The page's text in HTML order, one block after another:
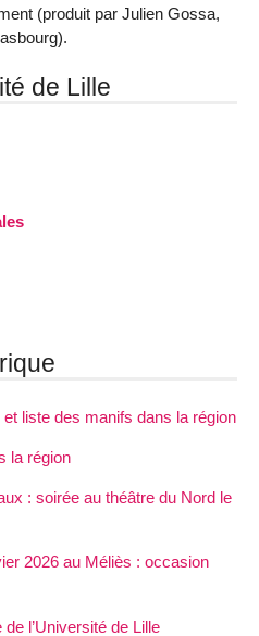
(produit par Julien Gossa,
de Lille
liste des manifs dans la région
la région
: soirée au théâtre du Nord le
2026 au Méliès : occasion
l’Université de Lille